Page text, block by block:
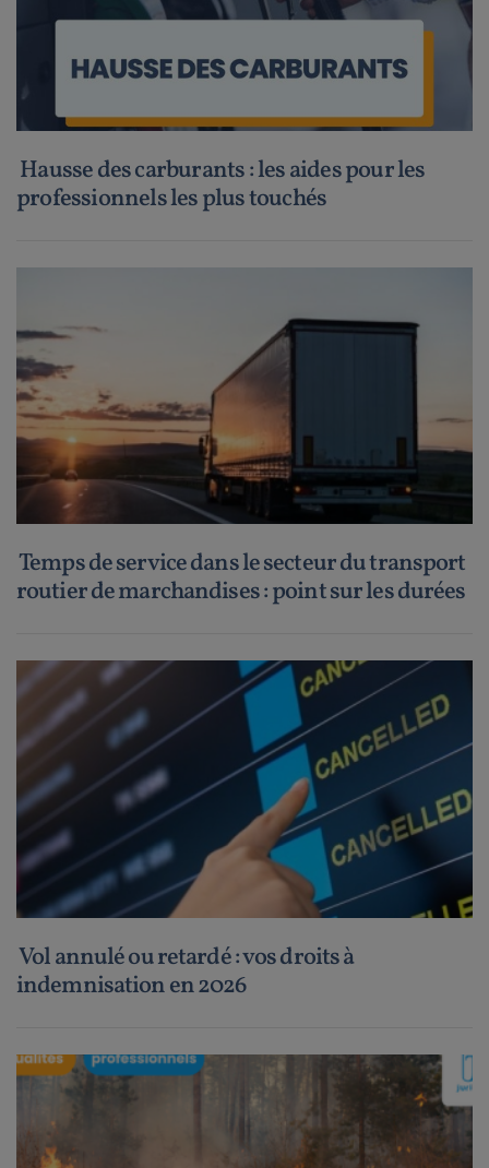
Hausse des carburants : les aides pour les
professionnels les plus touchés
Temps de service dans le secteur du transport
routier de marchandises : point sur les durées
Vol annulé ou retardé : vos droits à
indemnisation en 2026